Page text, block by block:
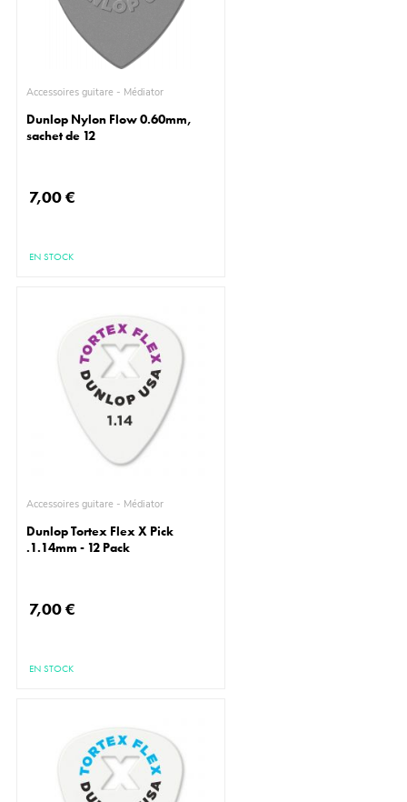
Accessoires guitare - Médiator
Dunlop Nylon Flow 0.60mm,
sachet de 12
7,00 €
EN STOCK
Accessoires guitare - Médiator
Dunlop Tortex Flex X Pick
.1.14mm - 12 Pack
7,00 €
EN STOCK